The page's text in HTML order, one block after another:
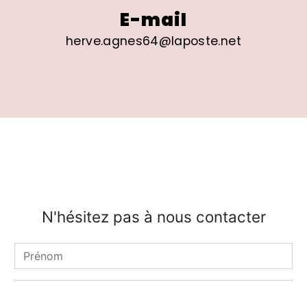
E-mail
herve.agnes64@laposte.net
N'hésitez pas à nous contacter